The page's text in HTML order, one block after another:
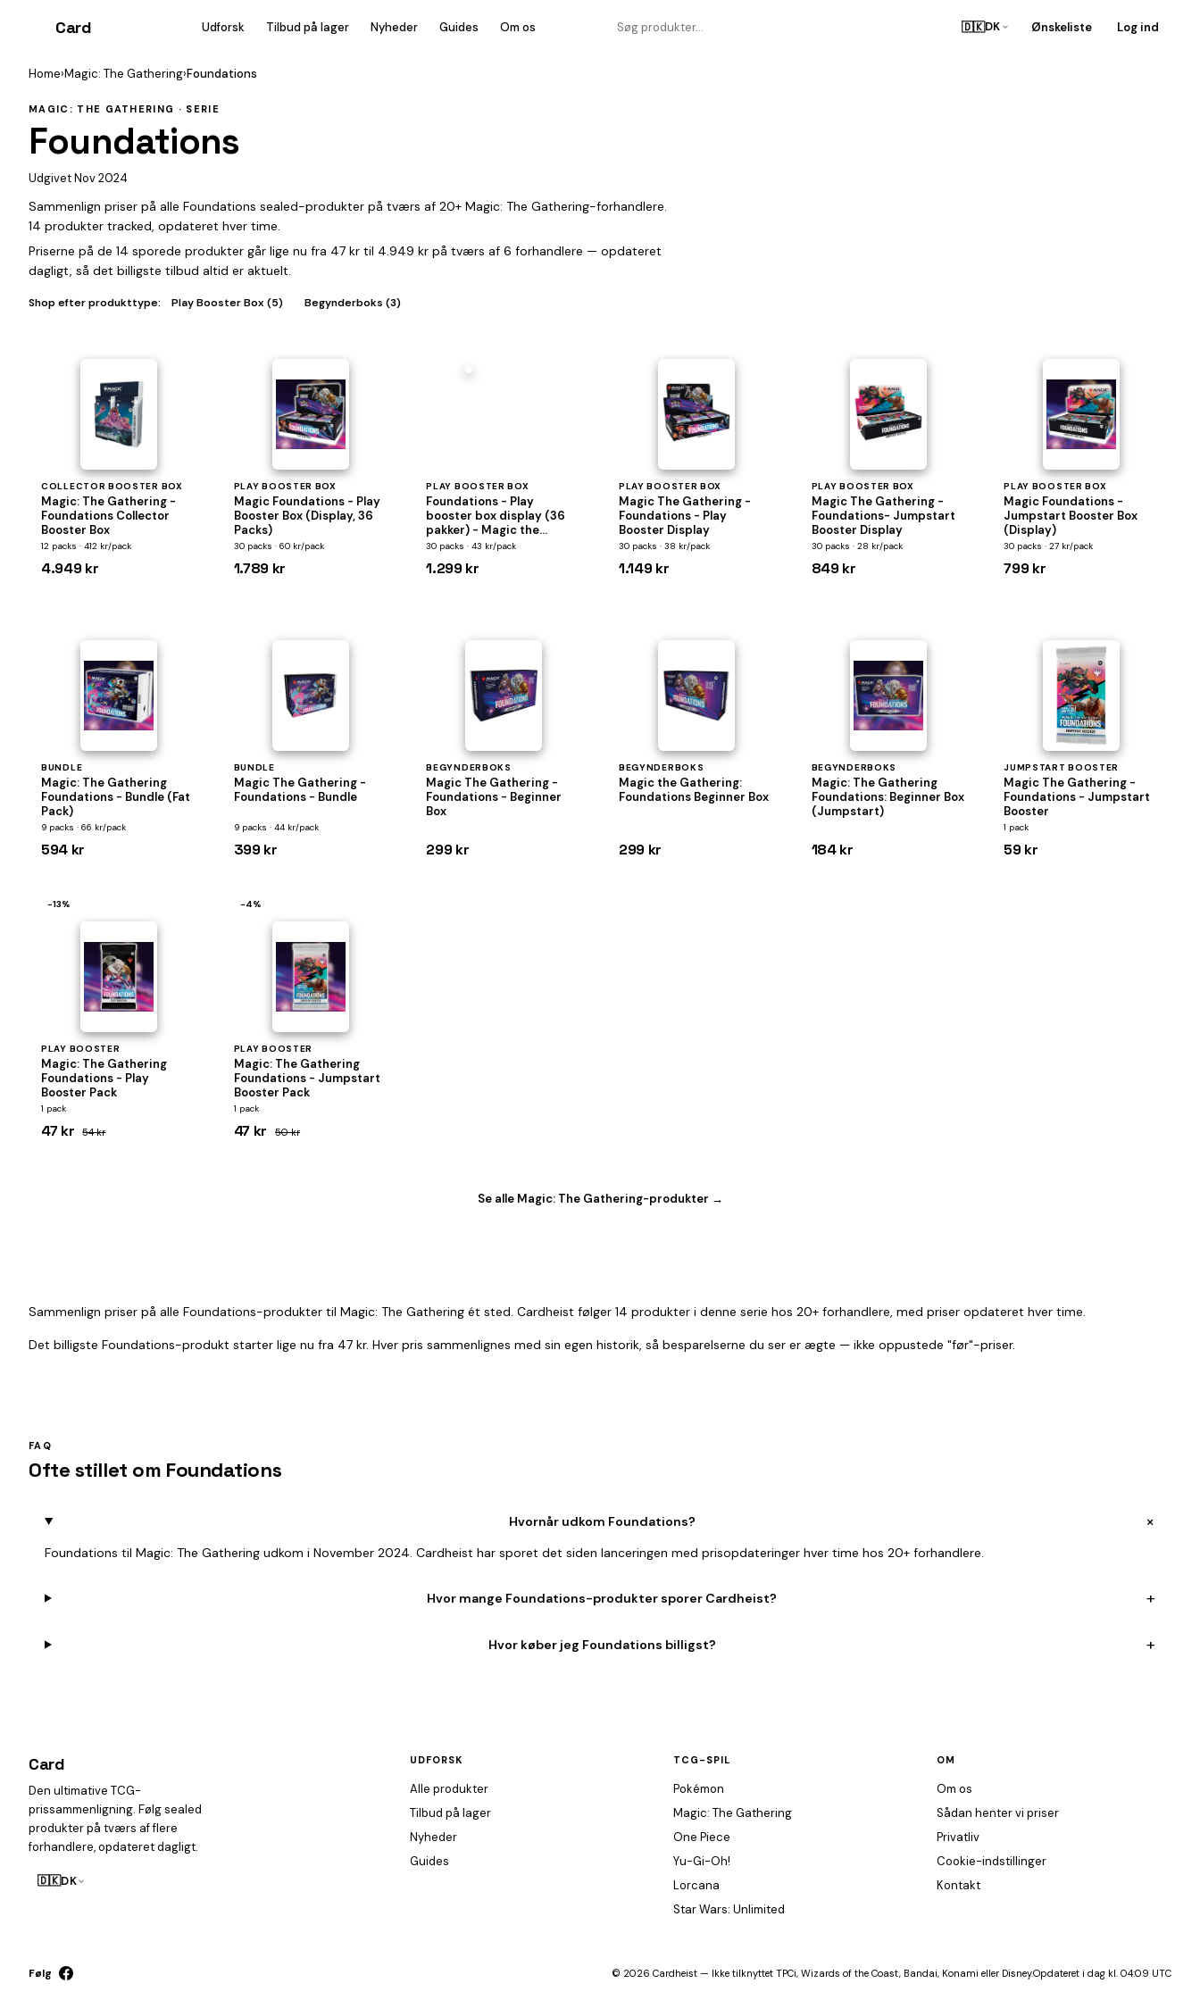
Card Udforsk Tilbud på lager Nyheder Guides Om os 🇩🇰DK Ønskeliste Log ind
Home›Magic: The Gathering›Foundations
MAGIC: THE GATHERING · SERIE
Foundations
Udgivet Nov 2024
Sammenlign priser på alle Foundations sealed-produkter på tværs af 20+ Magic: The Gathering-forhandlere.
14 produkter tracked, opdateret hver time.
Priserne på de 14 sporede produkter går lige nu fra 47 kr til 4.949 kr på tværs af 6 forhandlere — opdateret
dagligt, så det billigste tilbud altid er aktuelt.
Shop efter produkttype: Play Booster Box (5) Begynderboks (3)
COLLECTOR BOOSTER BOX
Magic: The Gathering -
Foundations Collector
Booster Box
12 packs · 412 kr/pack
4.949 kr
PLAY BOOSTER BOX
Magic Foundations - Play
Booster Box (Display, 36
Packs)
30 packs · 60 kr/pack
1.789 kr
PLAY BOOSTER BOX
Foundations - Play
booster box display (36
pakker) - Magic the
Gathering
30 packs · 43 kr/pack
1.299 kr
PLAY BOOSTER BOX
Magic The Gathering -
Foundations - Play
Booster Display
30 packs · 38 kr/pack
1.149 kr
PLAY BOOSTER BOX
Magic The Gathering -
Foundations- Jumpstart
Booster Display
30 packs · 28 kr/pack
849 kr
PLAY BOOSTER BOX
Magic Foundations -
Jumpstart Booster Box
(Display)
30 packs · 27 kr/pack
799 kr
BUNDLE
Magic: The Gathering
Foundations - Bundle (Fat
Pack)
9 packs · 66 kr/pack
594 kr
BUNDLE
Magic The Gathering -
Foundations - Bundle
9 packs · 44 kr/pack
399 kr
BEGYNDERBOKS
Magic The Gathering -
Foundations - Beginner
Box
299 kr
BEGYNDERBOKS
Magic the Gathering:
Foundations Beginner Box
299 kr
BEGYNDERBOKS
Magic: The Gathering
Foundations: Beginner Box
(Jumpstart)
184 kr
JUMPSTART BOOSTER
Magic The Gathering -
Foundations - Jumpstart
Booster
1 pack
59 kr
−13%
PLAY BOOSTER
Magic: The Gathering
Foundations - Play
Booster Pack
1 pack
47 kr 54 kr
−4%
PLAY BOOSTER
Magic: The Gathering
Foundations - Jumpstart
Booster Pack
1 pack
47 kr 50 kr
Se alle Magic: The Gathering-produkter →
Sammenlign priser på alle Foundations-produkter til Magic: The Gathering ét sted. Cardheist følger 14 produkter i denne serie hos 20+ forhandlere, med priser opdateret hver time.
Det billigste Foundations-produkt starter lige nu fra 47 kr. Hver pris sammenlignes med sin egen historik, så besparelserne du ser er ægte — ikke oppustede "før"-priser.
FAQ
Ofte stillet om Foundations
Hvornår udkom Foundations? +
Foundations til Magic: The Gathering udkom i November 2024. Cardheist har sporet det siden lanceringen med prisopdateringer hver time hos 20+ forhandlere.
Hvor mange Foundations-produkter sporer Cardheist? +
Hvor køber jeg Foundations billigst? +
Card
Den ultimative TCG-
prissammenligning. Følg sealed
produkter på tværs af flere
forhandlere, opdateret dagligt.
🇩🇰DK
UDFORSK
Alle produkter
Tilbud på lager
Nyheder
Guides
TCG-SPIL
Pokémon
Magic: The Gathering
One Piece
Yu-Gi-Oh!
Lorcana
Star Wars: Unlimited
OM
Om os
Sådan henter vi priser
Privatliv
Cookie-indstillinger
Kontakt
Følg © 2026 Cardheist — Ikke tilknyttet TPCi, Wizards of the Coast, Bandai, Konami eller Disney.Opdateret i dag kl. 04:09 UTC